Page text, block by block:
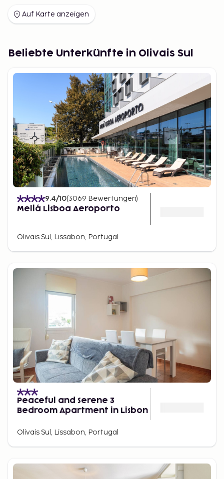
Auf Karte anzeigen
Beliebte Unterkünfte in Olivais Sul
9.4/10(3069 Bewertungen)
Meliá Lisboa Aeroporto
Olivais Sul, Lissabon, Portugal
Peaceful and Serene 3
Bedroom Apartment in Lisbon
Olivais Sul, Lissabon, Portugal